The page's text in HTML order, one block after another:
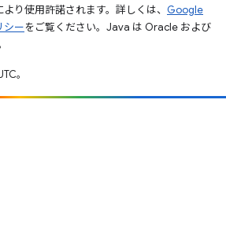
より使用許諾されます。詳しくは、 Google
シーをご覧ください。Java は Oracle および
。